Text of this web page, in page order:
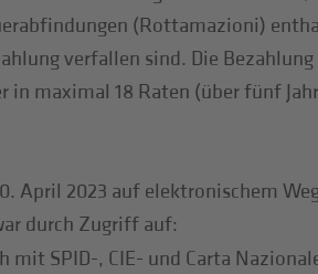
(Rottamazioni)
verfallen sind. Die Bezahlung
maximal 18 Raten (über fünf
April 2023 auf elektronischem
durch Zugriff auf:
mit SPID-, CIE- und Carta